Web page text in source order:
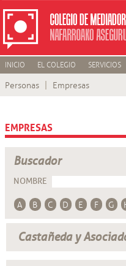
INICIO EL COLEGIO SERVICIOS
Personas Empresas
EMPRESAS
Buscador
NOMBRE
A B C D E F G
Castañeda y